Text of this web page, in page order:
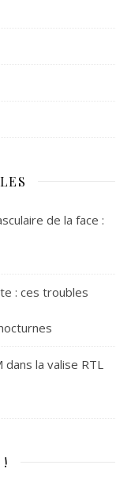
de la face :
: ces troubles
la valise RTL
!